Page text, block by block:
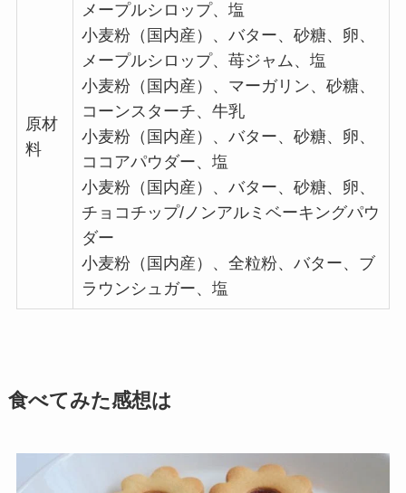
原材
料
メープルシロップ、塩
小麦粉（国内産）、バター、砂糖、卵、
メープルシロップ、苺ジャム、塩
小麦粉（国内産）、マーガリン、砂糖、
コーンスターチ、牛乳
小麦粉（国内産）、バター、砂糖、卵、
ココアパウダー、塩
小麦粉（国内産）、バター、砂糖、卵、
チョコチップ/ノンアルミベーキングパウ
ダー
小麦粉（国内産）、全粒粉、バター、ブ
ラウンシュガー、塩
食べてみた感想は